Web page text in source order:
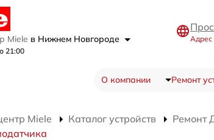
Miele в Нижнем Новгороде
21:00
Адрес
О компании Ремонт
Miele Каталог устройств Ремонт